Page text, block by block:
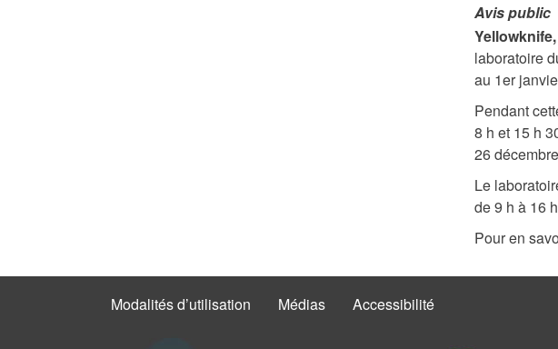
Avis public
laboratoire
au 1er
Pendant
8 h et 15 h
26
Le
de 9 h à 16
Pour en
Modalités d’utilisation Médias Accessibilité